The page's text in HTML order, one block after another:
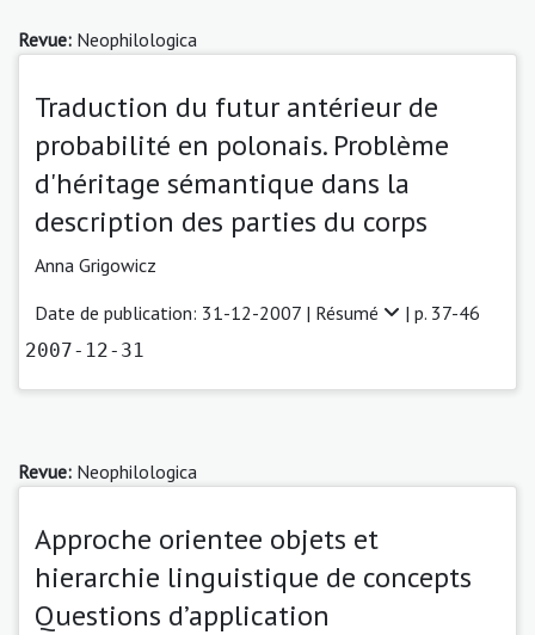
Revue: Neophilologica
Traduction du futur antérieur de
probabilité en polonais. Problème
d'héritage sémantique dans la
description des parties du corps
Anna Grigowicz
Date de publication: 31-12-2007 | Résumé | p. 37-46
2007-12-31
Revue: Neophilologica
Approche orientee objets et
hierarchie linguistique de concepts
Questions d’application